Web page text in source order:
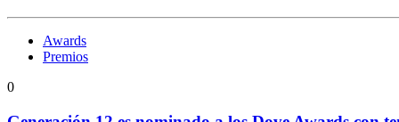
Awards
Premios
0